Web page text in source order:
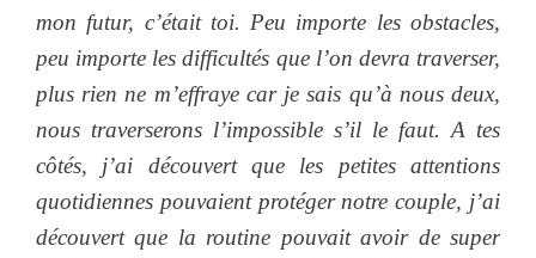
mon futur, c’était toi. Peu importe les obstacles,
peu importe les difficultés que l’on devra traverser,
plus rien ne m’effraye car je sais qu’à nous deux,
nous traverserons l’impossible s’il le faut. A tes
côtés, j’ai découvert que les petites attentions
quotidiennes pouvaient protéger notre couple, j’ai
découvert que la routine pouvait avoir de super